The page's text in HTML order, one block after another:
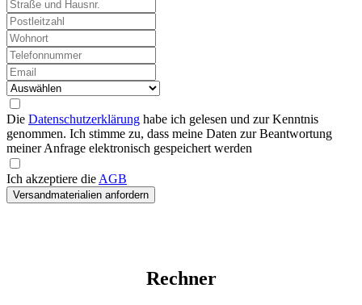
Die Datenschutzerklärung habe ich gelesen und zur Kenntnis
genommen. Ich stimme zu, dass meine Daten zur Beantwortung
meiner Anfrage elektronisch gespeichert werden
Ich akzeptiere die AGB
Versandmaterialien anfordern
Rechner